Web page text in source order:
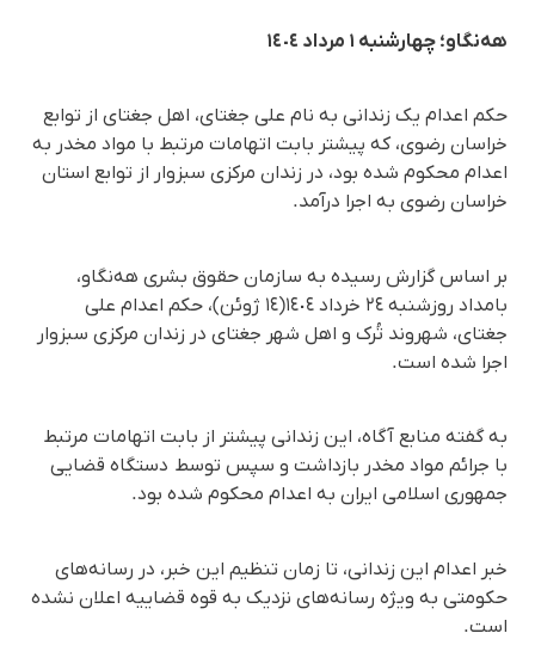
هەنگاو؛ چهارشنبە ١ مرداد ١٤٠٤
حکم اعدام یک زندانی بە نام علی جغتای، اهل جغتای از توابع
خراسان رضوی، که پیشتر بابت اتهامات مرتبط با مواد مخدر به
اعدام محکوم شده بود، در زندان مرکزی سبزوار از توابع استان
خراسان رضوی به اجرا درآمد.
بر اساس گزارش رسیده به سازمان حقوق بشری هه‌نگاو،
بامداد روزشنبە ٢٤ خرداد ١٤٠٤(١٤ ژوئن)، حکم اعدام علی
جغتای، شهروند تُرک و اهل شهر جغتای در زندان مرکزی سبزوار
اجرا شده است.
به گفته منابع آگاه، این زندانی پیشتر از بابت اتهامات مرتبط
با جرائم مواد مخدر بازداشت و سپس توسط دستگاە قضایی
جمهوری اسلامی ایران به اعدام محکوم شده بود.
خبر اعدام این زندانی، تا زمان تنظیم این خبر، در رسانه‌های
حکومتی به ویژه رسانه‌های نزدیک به قوه قضاییه اعلان نشده
است.